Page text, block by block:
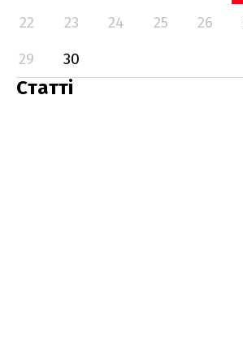
22
23 24 25 26
29
30
Статті